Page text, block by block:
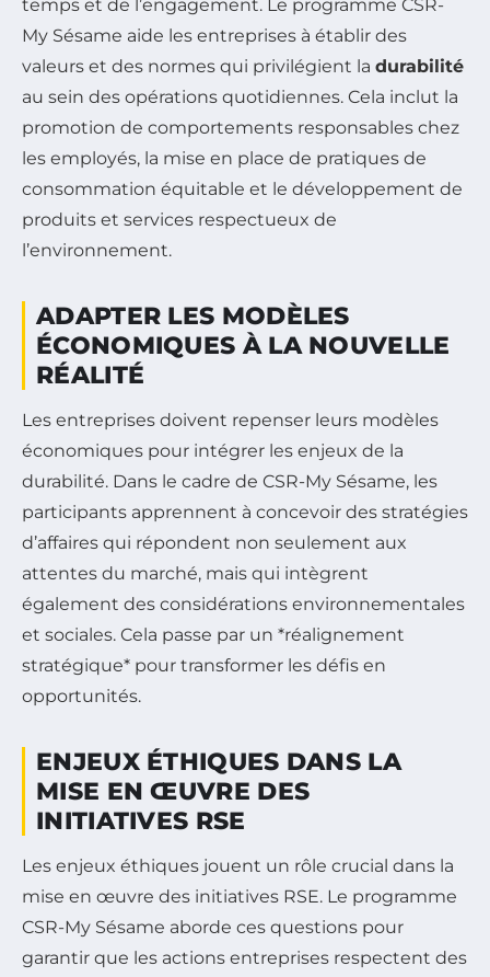
temps et de l’engagement. Le programme CSR-
My Sésame aide les entreprises à établir des
valeurs et des normes qui privilégient la durabilité
au sein des opérations quotidiennes. Cela inclut la
promotion de comportements responsables chez
les employés, la mise en place de pratiques de
consommation équitable et le développement de
produits et services respectueux de
l’environnement.
ADAPTER LES MODÈLES
ÉCONOMIQUES À LA NOUVELLE
RÉALITÉ
Les entreprises doivent repenser leurs modèles
économiques pour intégrer les enjeux de la
durabilité. Dans le cadre de CSR-My Sésame, les
participants apprennent à concevoir des stratégies
d’affaires qui répondent non seulement aux
attentes du marché, mais qui intègrent
également des considérations environnementales
et sociales. Cela passe par un *réalignement
stratégique* pour transformer les défis en
opportunités.
ENJEUX ÉTHIQUES DANS LA
MISE EN ŒUVRE DES
INITIATIVES RSE
Les enjeux éthiques jouent un rôle crucial dans la
mise en œuvre des initiatives RSE. Le programme
CSR-My Sésame aborde ces questions pour
garantir que les actions entreprises respectent des